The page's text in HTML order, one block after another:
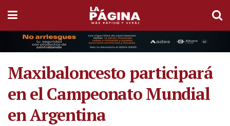
Maxibaloncesto participará
en el Campeonato Mundial
en Argentina